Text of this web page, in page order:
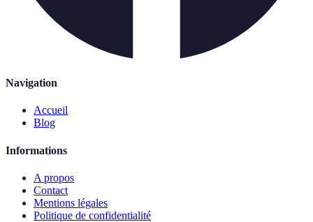
Navigation
Accueil
Blog
Informations
A propos
Contact
Mentions légales
Politique de confidentialité